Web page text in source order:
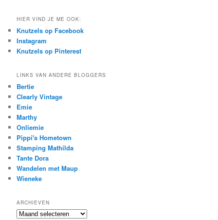
HIER VIND JE ME OOK:
Knutzels op Facebook
Instagram
Knutzels op Pinterest
LINKS VAN ANDERE BLOGGERS
Bertie
Clearly Vintage
Emie
Marthy
Onliemie
Pippi's Hometown
Stamping Mathilda
Tante Dora
Wandelen met Maup
Wieneke
ARCHIEVEN
Archieven